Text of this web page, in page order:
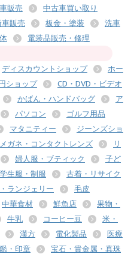
販売
中古車買い取り
車販売 板金・塗装
洗車
電装品販売・修理
ディスカウントショップ
ホー
ショップ
CD・DVD・ビデオ
かばん・ハンドバッグ
ア
パソコン
ゴルフ用品
マタニティー
ジーンズショ
メガネ・コンタクトレンズ
リ
婦人服・ブティック
子ど
学生服・制服
古着・リサイク
ランジェリー
毛皮
中華食材 鮮魚店
果物・
牛乳 コーヒー豆
米・
漢方 電化製品
医療
・印章
宝石・貴金属・真珠